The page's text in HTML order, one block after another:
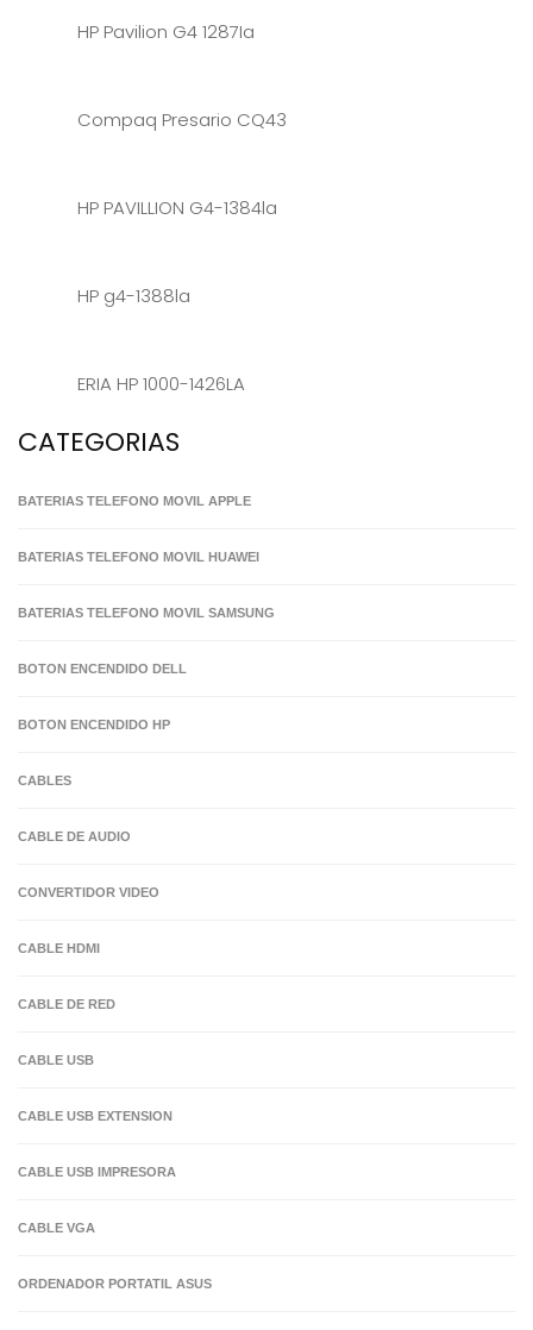
CATEGORIAS
BATERIAS TELEFONO MOVIL APPLE
BATERIAS TELEFONO MOVIL HUAWEI
BATERIAS TELEFONO MOVIL SAMSUNG
BOTON ENCENDIDO DELL
BOTON ENCENDIDO HP
CABLES
CABLE DE AUDIO
CONVERTIDOR VIDEO
CABLE HDMI
CABLE DE RED
CABLE USB
CABLE USB EXTENSION
CABLE USB IMPRESORA
CABLE VGA
ORDENADOR PORTATIL ASUS
HP Pavilion G4 1287Ia
Compaq Presario CQ43
HP PAVILLION G4-1384la
HP g4-1388la
ERIA HP 1000-1426LA